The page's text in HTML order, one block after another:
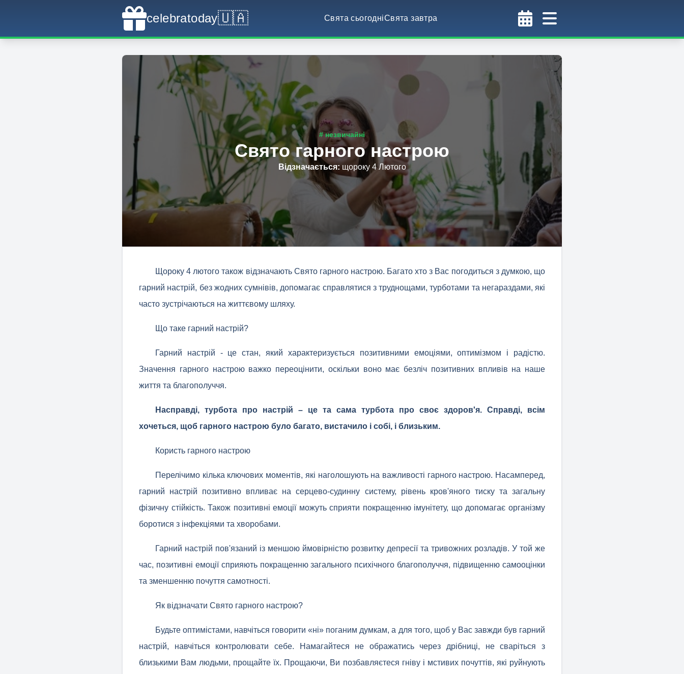
celebratoday🇺🇦 Свята сьогодніСвята завтра
# незвичайні
Свято гарного настрою
Відзначається: щороку 4 Лютого
Щороку 4 лютого також відзначають Свято гарного настрою. Багато хто з Вас погодиться з думкою, що
гарний настрій, без жодних сумнівів, допомагає справлятися з труднощами, турботами та негараздами, які
часто зустрічаються на життєвому шляху.
Що таке гарний настрій?
Гарний настрій - це стан, який характеризується позитивними емоціями, оптимізмом і радістю.
Значення гарного настрою важко переоцінити, оскільки воно має безліч позитивних впливів на наше
життя та благополуччя.
Насправді, турбота про настрій – це та сама турбота про своє здоров'я. Справді, всім
хочеться, щоб гарного настрою було багато, вистачило і собі, і близьким.
Користь гарного настрою
Перелічимо кілька ключових моментів, які наголошують на важливості гарного настрою. Насамперед,
гарний настрій позитивно впливає на серцево-судинну систему, рівень кров'яного тиску та загальну
фізичну стійкість. Також позитивні емоції можуть сприяти покращенню імунітету, що допомагає організму
боротися з інфекціями та хворобами.
Гарний настрій пов'язаний із меншою ймовірністю розвитку депресії та тривожних розладів. У той же
час, позитивні емоції сприяють покращенню загального психічного благополуччя, підвищенню самооцінки
та зменшенню почуття самотності.
Як відзначати Свято гарного настрою?
Будьте оптимістами, навчіться говорити «ні» поганим думкам, а для того, щоб у Вас завжди був гарний
настрій, навчіться контролювати себе. Намагайтеся не ображатись через дрібниці, не сваріться з
близькими Вам людьми, прощайте їх. Прощаючи, Ви позбавляєтеся гніву і мстивих почуттів, які руйнують